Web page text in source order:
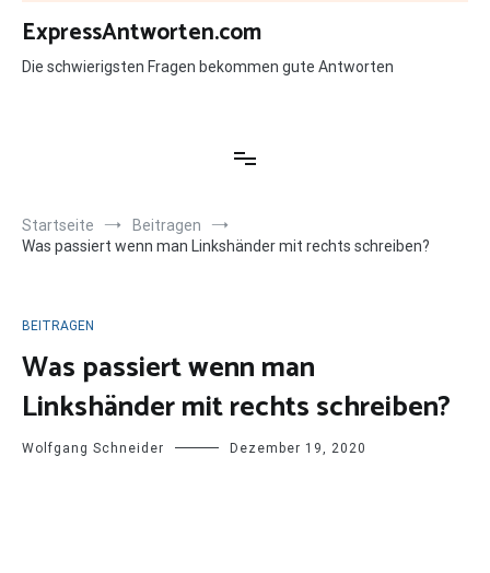
Zum
Inhalt
springen
ExpressAntworten.com
Die schwierigsten Fragen bekommen gute Antworten
Startseite
Beitragen
Was passiert wenn man Linkshänder mit rechts schreiben?
BEITRAGEN
Was passiert wenn man
Linkshänder mit rechts schreiben?
Wolfgang Schneider Dezember 19, 2020